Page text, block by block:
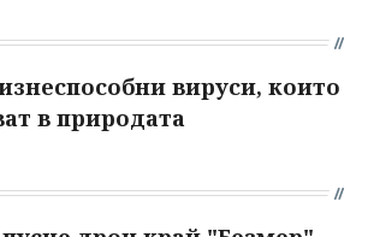
вируси, които
в природата